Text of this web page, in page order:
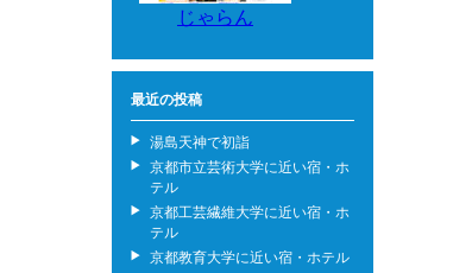
じゃらん
最近の投稿
湯島天神で初詣
京都市立芸術大学に近い宿・ホ
テル
京都工芸繊維大学に近い宿・ホ
テル
京都教育大学に近い宿・ホテル